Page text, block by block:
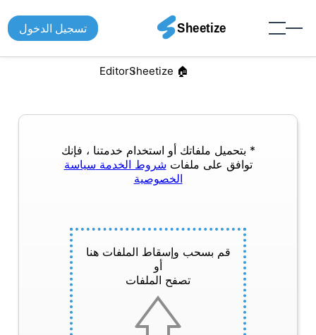
تسجيل الدخول
🏠︎ Sheetize
Editor
* بتحميل ملفاتك أو استخدام خدمتنا ، فإنك
توافق على ملفات شروط الخدمة سياسة
الخصوصية
قم بسحب وإسقاط الملفات هنا
أو
تصفح الملفات